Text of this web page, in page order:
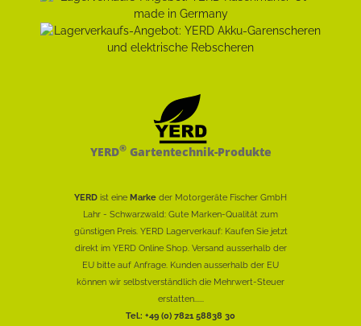
YERD®Gartentechnik-Produkte
YERD ist eine Marke der Motorgeräte Fischer GmbH
Lahr - Schwarzwald: Gute Marken-Qualität zum
günstigen Preis. YERD Lagerverkauf: Kaufen Sie jetzt
direkt im YERD Online Shop. Versand ausserhalb der
EU bitte auf Anfrage. Kunden ausserhalb der EU
können wir selbstverständlich die Mehrwert-Steuer
erstatten......
Tel.: +49 (0) 7821 58838 30